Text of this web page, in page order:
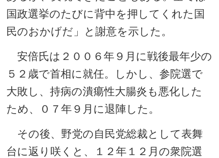
国政選挙のたびに背中を押してくれた国
民のおかげだ」と謝意を示した。
安倍氏は２００６年９月に戦後最年少の
５２歳で首相に就任。しかし、参院選で
大敗し、持病の潰瘍性大腸炎も悪化した
ため、０７年９月に退陣した。
その後、野党の自民党総裁として表舞
台に返り咲くと、１２年１２月の衆院選